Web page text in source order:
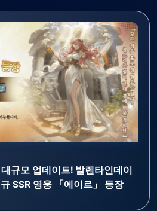
대규모 업데이트! 발렌타인데이
SSR 영웅 「에이르」 등장